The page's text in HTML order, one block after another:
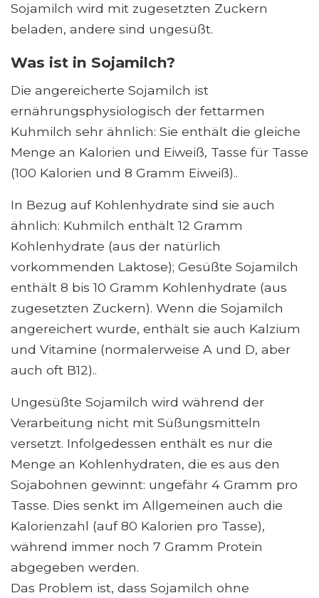
Sojamilch wird mit zugesetzten Zuckern
beladen, andere sind ungesüßt.
Was ist in Sojamilch?
Die angereicherte Sojamilch ist
ernährungsphysiologisch der fettarmen
Kuhmilch sehr ähnlich: Sie enthält die gleiche
Menge an Kalorien und Eiweiß, Tasse für Tasse
(100 Kalorien und 8 Gramm Eiweiß)..
In Bezug auf Kohlenhydrate sind sie auch
ähnlich: Kuhmilch enthält 12 Gramm
Kohlenhydrate (aus der natürlich
vorkommenden Laktose); Gesüßte Sojamilch
enthält 8 bis 10 Gramm Kohlenhydrate (aus
zugesetzten Zuckern). Wenn die Sojamilch
angereichert wurde, enthält sie auch Kalzium
und Vitamine (normalerweise A und D, aber
auch oft B12)..
Ungesüßte Sojamilch wird während der
Verarbeitung nicht mit Süßungsmitteln
versetzt. Infolgedessen enthält es nur die
Menge an Kohlenhydraten, die es aus den
Sojabohnen gewinnt: ungefähr 4 Gramm pro
Tasse. Dies senkt im Allgemeinen auch die
Kalorienzahl (auf 80 Kalorien pro Tasse),
während immer noch 7 Gramm Protein
abgegeben werden.
Das Problem ist, dass Sojamilch ohne